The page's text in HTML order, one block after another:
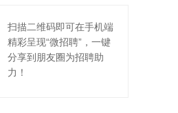
扫描二维码即可在手机端
精彩呈现“微招聘”，一键
分享到朋友圈为招聘助
力！